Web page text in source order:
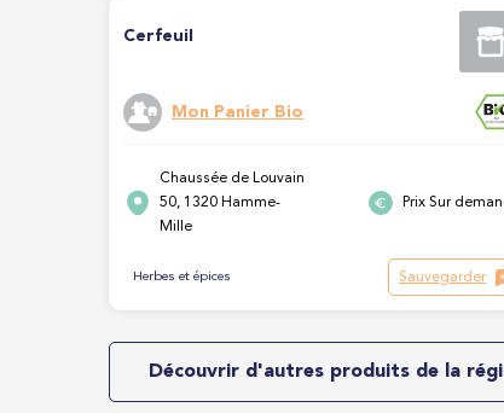
Cerfeuil
Mon Panier Bio
Chaussée de Louvain
50, 1320 Hamme-
Mille
Prix Sur
Herbes et épices Sauvegarder
Découvrir d'autres produits de la